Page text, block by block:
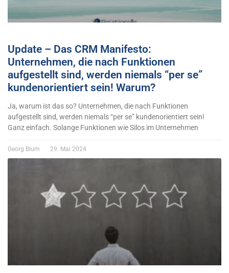
Update – Das CRM Manifesto:
Unternehmen, die nach Funktionen
aufgestellt sind, werden niemals “per se”
kundenorientiert sein! Warum?
Ja, warum ist das so? Unternehmen, die nach Funktionen
aufgestellt sind, werden niemals “per se” kundenorientiert sein!
Ganz einfach. Solange Funktionen wie Silos im Unternehmen
Georg Blum 29. Mai 2024